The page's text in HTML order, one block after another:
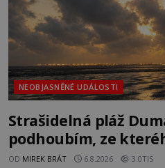
NEOBJASNĚNÉ UDÁLOSTI
Strašidelná pláž
podhoubím, ze
OD MIREK BRÁT 6.8.2026 3.0TIS